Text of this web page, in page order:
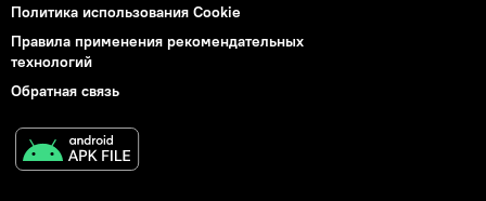
Политика использования Cookie
Правила применения рекомендательных
технологий
Обратная связь